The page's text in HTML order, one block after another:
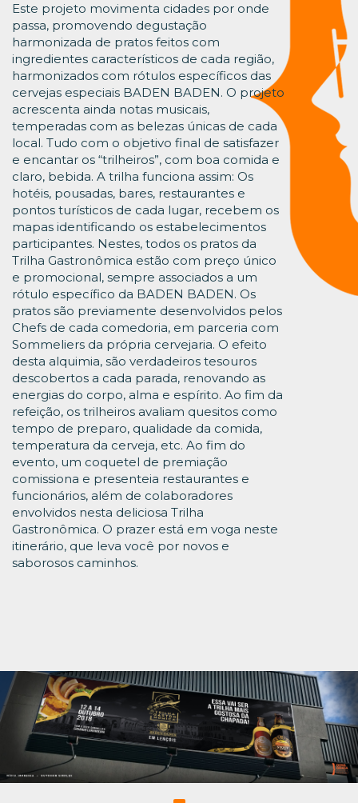
Este projeto movimenta cidades por onde
passa, promovendo degustação
harmonizada de pratos feitos com
ingredientes característicos de cada região,
harmonizados com rótulos específicos das
cervejas especiais BADEN BADEN. O projeto
acrescenta ainda notas musicais,
temperadas com as belezas únicas de cada
local. Tudo com o objetivo final de satisfazer
e encantar os “trilheiros”, com boa comida e
claro, bebida. A trilha funciona assim: Os
hotéis, pousadas, bares, restaurantes e
pontos turísticos de cada lugar, recebem os
mapas identificando os estabelecimentos
participantes. Nestes, todos os pratos da
Trilha Gastronômica estão com preço único
e promocional, sempre associados a um
rótulo específico da BADEN BADEN. Os
pratos são previamente desenvolvidos pelos
Chefs de cada comedoria, em parceria com
Sommeliers da própria cervejaria. O efeito
desta alquimia, são verdadeiros tesouros
descobertos a cada parada, renovando as
energias do corpo, alma e espírito. Ao fim da
refeição, os trilheiros avaliam quesitos como
tempo de preparo, qualidade da comida,
temperatura da cerveja, etc. Ao fim do
evento, um coquetel de premiação
comissiona e presenteia restaurantes e
funcionários, além de colaboradores
envolvidos nesta deliciosa Trilha
Gastronômica. O prazer está em voga neste
itinerário, que leva você por novos e
saborosos caminhos.